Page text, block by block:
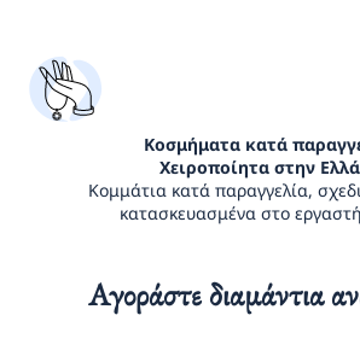
Κοσμήματα κατά
Χειροποίητα στην
Κομμάτια κατά παραγγελία,
κατασκευασμένα στο
Αγοράστε διαμάντια